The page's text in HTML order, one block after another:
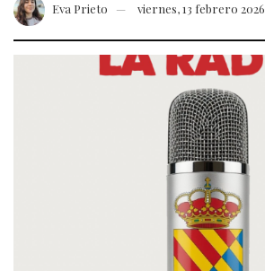
Eva Prieto viernes, 13 febrero 2026